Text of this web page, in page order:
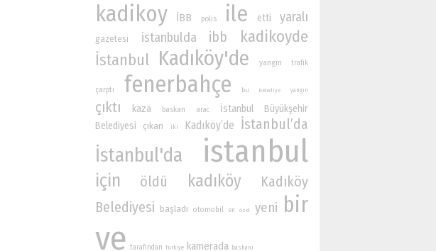
kadikoy İBB polis ile etti yaralı
gazetesi istanbulda ibb
kadikoyde
İstanbul Kadıköy'de yangin trafik
çarptı fenerbahçe bu Belediye yangın
çıktı kaza baskan arac
İstanbul Büyükşehir
Belediyesi
çıkan iki Kadıköy’de İstanbul’da
İstanbul'da istanbul
için öldü kadıköy
Kadıköy
Belediyesi
başladı otomobil en özel yeni bir
ve tarafından turkiye kamerada baskani